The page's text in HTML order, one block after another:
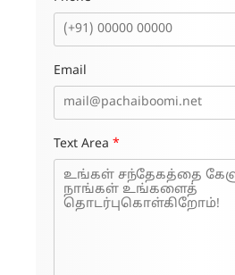
Email
Text Area *